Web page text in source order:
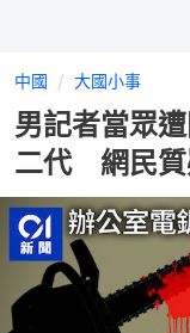
中國 大國小事
男記者當眾
二代 網民質